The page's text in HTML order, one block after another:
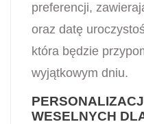
preferencji,
oraz datę
która będzie
wyjątkowym dniu.
WESELNYCH